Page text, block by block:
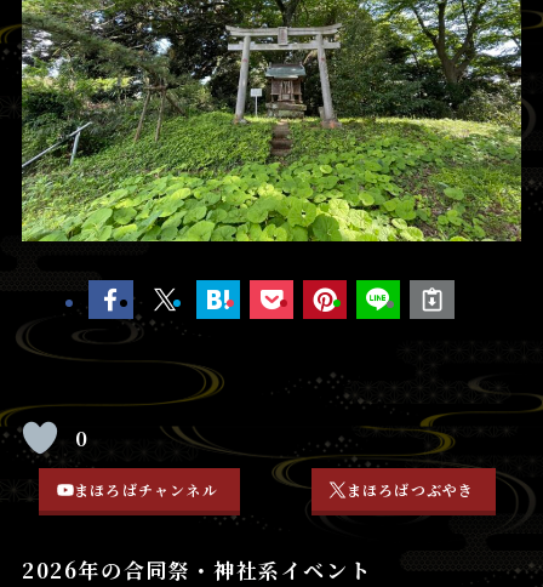
0
まほろばチャンネル まほろばつぶやき
2026年の合同祭・神社系イベント